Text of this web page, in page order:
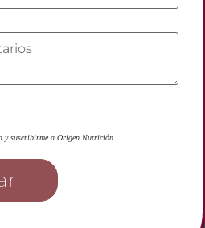
Plátano y
y Creatina
y suscribirme a Origen Nutrición